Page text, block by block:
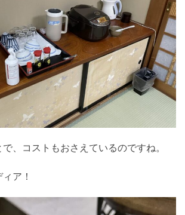
、コストもおさえているのですね。
ア！